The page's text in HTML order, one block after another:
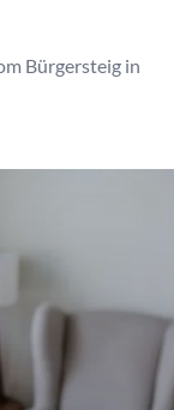
Bürgersteig in